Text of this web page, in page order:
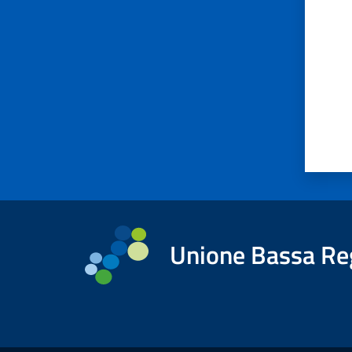
Unione Bassa